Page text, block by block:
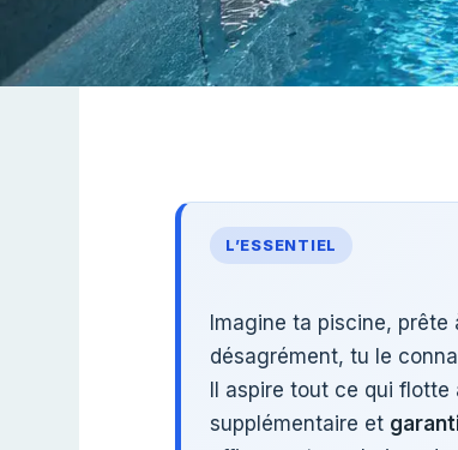
L’ESSENTIEL
Imagine ta piscine,
désagrément, tu le
Il aspire tout ce qui
supplémentaire et